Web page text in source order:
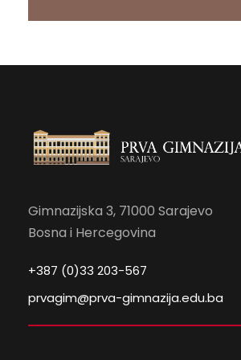
Gimnazijska 3, 71000 Sarajevo
Bosna i Hercegovina
+387 (0)33 203-567
prvagim@prva-gimnazija.edu.ba